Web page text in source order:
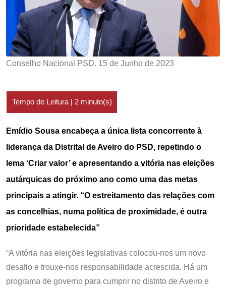
Conselho Nacional PSD. 15 de Junho de 2023
Emídio Sousa encabeça a única lista concorrente à
liderança da Distrital de Aveiro do PSD, repetindo o
lema ‘Criar valor’ e apresentando a vitória nas eleições
autárquicas do próximo ano como uma das metas
principais a atingir. “O estreitamento das relações com
as concelhias, numa política de proximidade, é outra
prioridade estabelecida”
“A vitória nas eleições legislativas colocou-nos um novo
desafio e trouxe-nos responsabilidade acrescida. Há um
programa de governo para cumprir no distrito de Aveiro e